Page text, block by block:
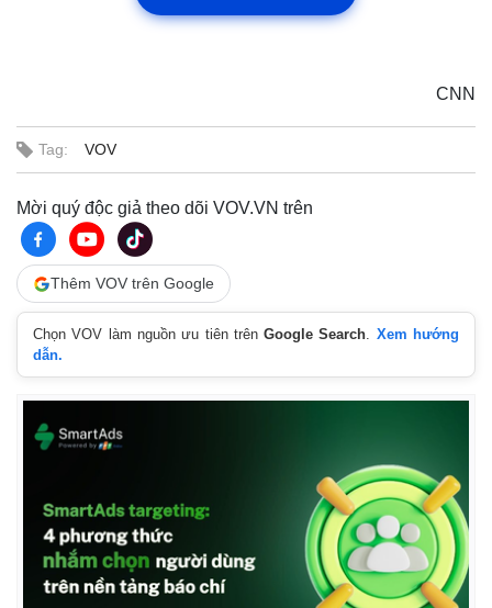
CNN
Tag: VOV
Mời quý độc giả theo dõi VOV.VN trên
Thêm VOV trên Google
Chọn VOV làm nguồn ưu tiên trênGoogle Search. Xem hướng
dẫn.